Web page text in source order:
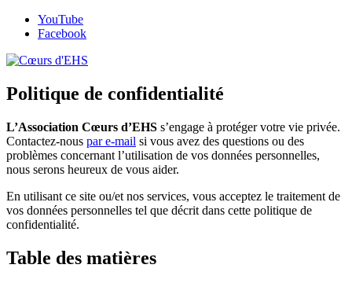
YouTube
Facebook
Politique de confidentialité
L’Association Cœurs d’EHS s’engage à protéger votre vie privée.
Contactez-nous par e-mail si vous avez des questions ou des
problèmes concernant l’utilisation de vos données personnelles,
nous serons heureux de vous aider.
En utilisant ce site ou/et nos services, vous acceptez le traitement de
vos données personnelles tel que décrit dans cette politique de
confidentialité.
Table des matières